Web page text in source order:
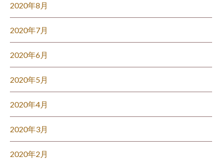
2020年8月
2020年7月
2020年6月
2020年5月
2020年4月
2020年3月
2020年2月